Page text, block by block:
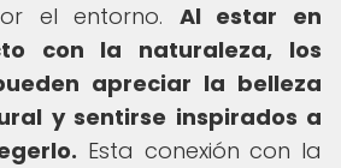
el entorno. Al estar en
con la naturaleza, los
apreciar la belleza
y sentirse inspirados a
Esta conexión con la